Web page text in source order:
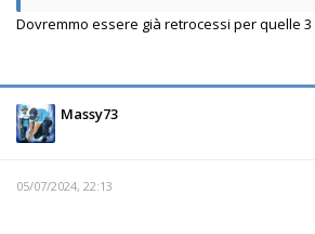
Dovremmo essere già retrocessi per quelle
Massy73
05/07/2024, 22:13